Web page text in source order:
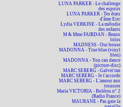
LUNA PARKER - Le challenge
des espoirs
LUNA PARKER - Tes états
d'âme Eric
Lydia VERKINE - La mélodie
des enfants
M & Mme FAIRDAN - Beaux
lolos
MADNESS - Our house
MADONNA - True blue (vinyl
bleu)
MADONNA - You can dance
(picture-disc)
MARC SEBERG - Galver'ran
MARC SEBERG - Je t'accorde
MARC SEBERG - L'amour aux
trousses
Maria VICTORIA - Boléros n° 2
(Radio France)
MAURANE - Pas gaie la